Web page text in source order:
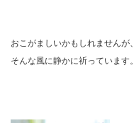
おこがましいかもしれませんが、
そんな風に静かに祈っています。